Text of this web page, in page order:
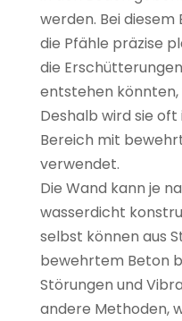
werden. Bei
die Pfähle präzise
die
entstehen
Deshalb wird sie
Bereich mit
verwendet.
Die Wand kann je
wasserdicht
selbst können aus
bewehrtem Beton
Störungen und
andere Methoden,